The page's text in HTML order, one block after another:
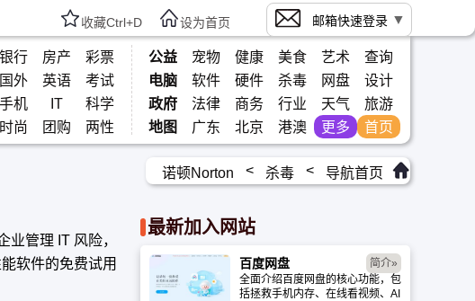
收藏Ctrl+D 设为首页 邮箱快速登录
银行 房产
彩票
国外 英语
考试
手机 IT
科学
时尚 团购 两性
公益 宠物 健康 美食 艺术
查询
电脑
软件 硬件 杀毒 网盘
设计
政府
法律 商务 行业 天气
旅游
地图
广东 北京 港澳 更多 首页
诺顿Norton < 杀毒 < 导航首页
管理 IT 风险，
软件的免费试用
最新加入网站
百度网盘
全面介绍百度网盘的核心功能，包
括拯救手机内存、在线看视频、AI
简介»